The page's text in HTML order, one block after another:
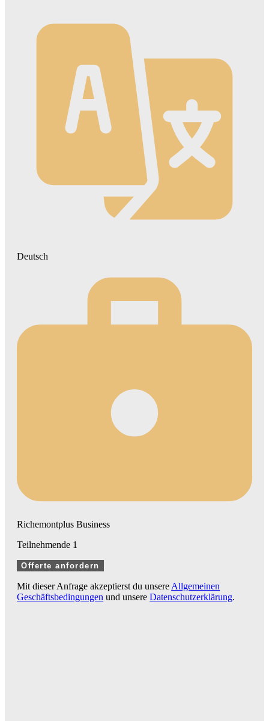
Deutsch
Richemontplus Business
Teilnehmende 1
Offerte anfordern
Mit dieser Anfrage akzeptierst du unsere Allgemeinen
Geschäftsbedingungen und unsereDatenschutzerklärung.